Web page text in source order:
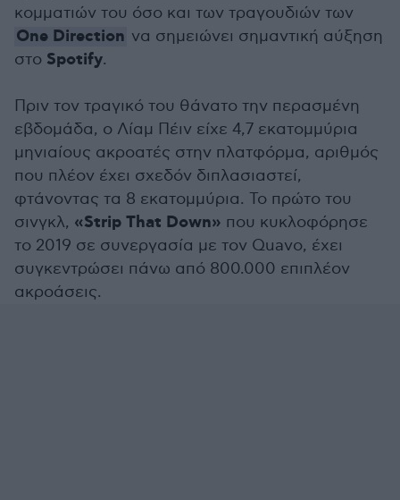
κομματιών του όσο και των τραγουδιών των
One Direction να σημειώνει σημαντική αύξηση
στο Spotify.
Πριν τον τραγικό του θάνατο την περασμένη
εβδομάδα, ο Λίαμ Πέιν είχε 4,7 εκατομμύρια
μηνιαίους ακροατές στην πλατφόρμα, αριθμός
που πλέον έχει σχεδόν διπλασιαστεί,
φτάνοντας τα 8 εκατομμύρια. Το πρώτο του
σινγκλ, «Strip That Down» που κυκλοφόρησε
το 2019 σε συνεργασία με τον Quavo, έχει
συγκεντρώσει πάνω από 800.000 επιπλέον
ακροάσεις.